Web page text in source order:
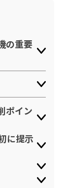
の重要
ポイン
に提示